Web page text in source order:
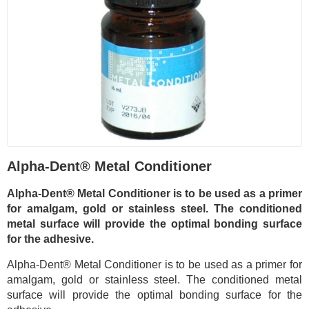
Alpha-Dent® Metal Conditioner
Alpha-Dent® Metal Conditioner is to be used as a primer
for amalgam, gold or stainless steel. The conditioned
metal surface will provide the optimal bonding surface
for the adhesive.
Alpha-Dent® Metal Conditioner is to be used as a primer for
amalgam, gold or stainless steel. The conditioned metal
surface will provide the optimal bonding surface for the